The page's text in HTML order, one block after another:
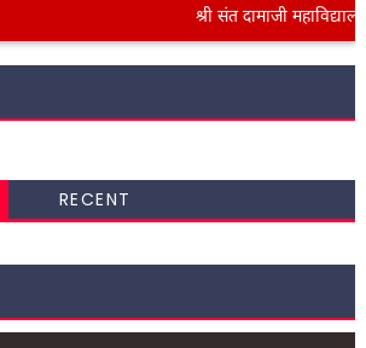
श्री संत दामाजी
RECENT